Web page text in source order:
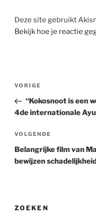
Deze site gebruikt
Bekijk hoe je reactie
Bericht
Vorig
bericht
VORIGE
“Kokosnoot is een
4de internationale
Volgend
bericht
VOLGENDE
Belangrijke film van
bewijzen
ZOEKEN